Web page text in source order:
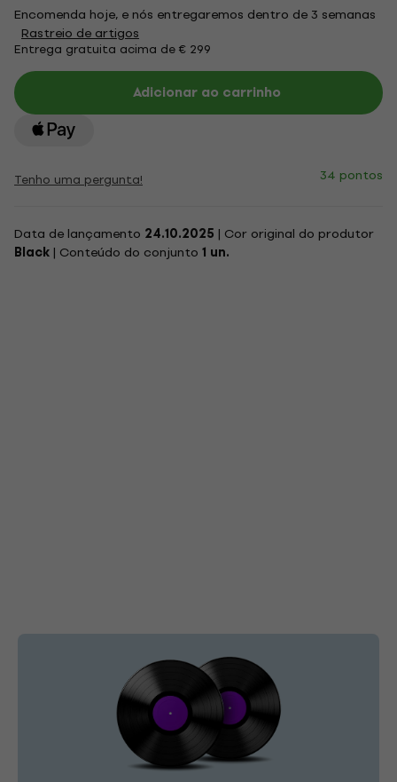
Encomenda hoje, e nós entregaremos dentro de 3 semanas
Rastreio de artigos
Entrega gratuita acima de € 299
Adicionar ao carrinho
Tenho uma pergunta! 34 pontos
Data de lançamento 24.10.2025 | Cor original do produtor
Black | Conteúdo do conjunto 1 un.